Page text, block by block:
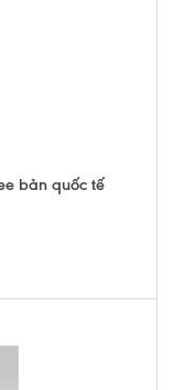
bản quốc tế